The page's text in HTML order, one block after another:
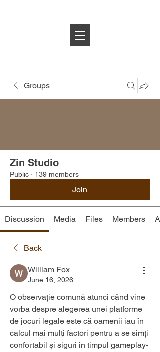
Groups
Zin Studio
Public · 139 members
Join
Discussion Media Files Members
Back
William Fox
June 16, 2026
O observație comună atunci când vine
vorba despre alegerea unei platforme
de jocuri legale este că oamenii iau în
calcul mai mulți factori pentru a se simți
confortabil și siguri în timpul gameplay-